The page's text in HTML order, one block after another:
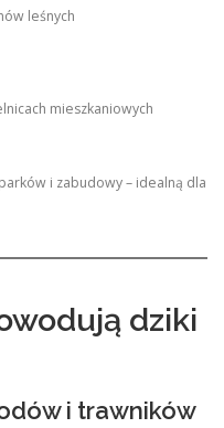
leśnych
mieszkaniowych
i zabudowy – idealną dla
dziki
i trawników